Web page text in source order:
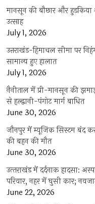
मानसून की बौछार और हुड़किया
उत्साह
July 1, 2026
उत्तराखंड-हिमाचल सीमा पर
सामान्य हुए हालात
July 1, 2026
नैनीताल में प्री-मानसून की
से हल्द्वानी-पंगोट मार्ग बाधित
June 30, 2026
जौनपुर में म्यूजिक सिस्टम बंद
की बहन की मौत
June 30, 2026
उत्‍तराखंड में दर्दनाक हादसा:
परिवार, नहर में घुसी कार;
June 22, 2026